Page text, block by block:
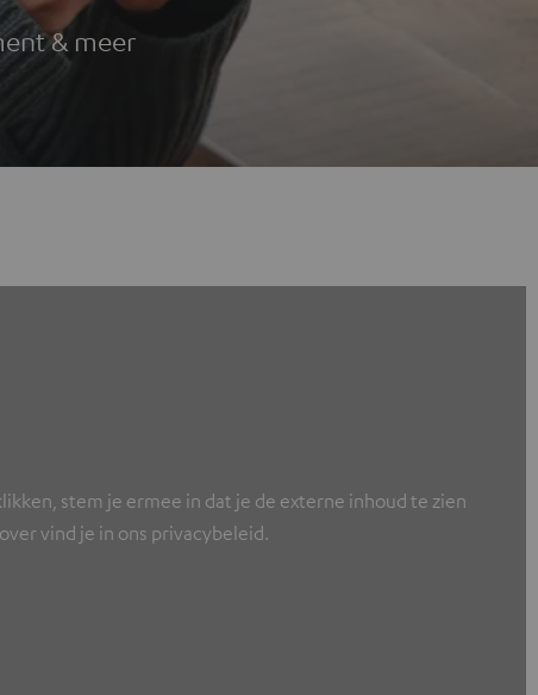
& meer
stem je ermee in dat je de externe inhoud te zien
vind je in ons privacybeleid.